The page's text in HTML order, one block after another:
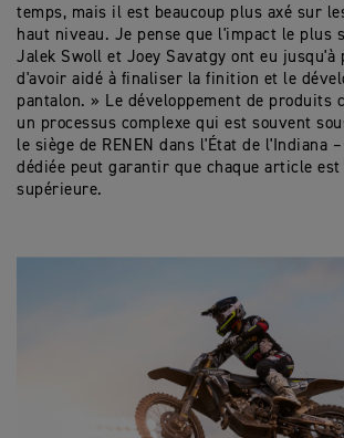
temps, mais il est beaucoup plus axé sur
haut niveau. Je pense que l'impact le plus
Jalek Swoll et Joey Savatgy ont eu jusqu'à
d'avoir aidé à finaliser la finition et le
pantalon. » Le développement de produits
un processus complexe qui est souvent
le siège de RENEN dans l'État de l'Indiana
dédiée peut garantir que chaque article
supérieure.